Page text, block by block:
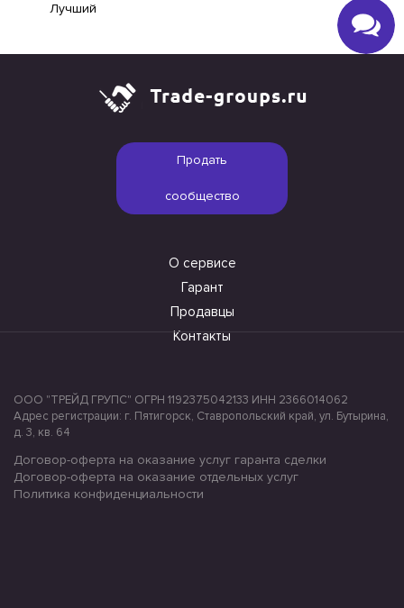
Лучший
Продать
сообщество
О сервисе
Гарант
Продавцы
Контакты
ООО "ТРЕЙД ГРУПС" ОГРН 1192375042133 ИНН 2366014062
Адрес регистрации: г. Пятигорск, Ставропольский край, ул. Бутырина,
д. 3, кв. 64
Договор-оферта на оказание услуг гаранта сделки
Договор-оферта на оказание отдельных услуг
Политика конфиденциальности